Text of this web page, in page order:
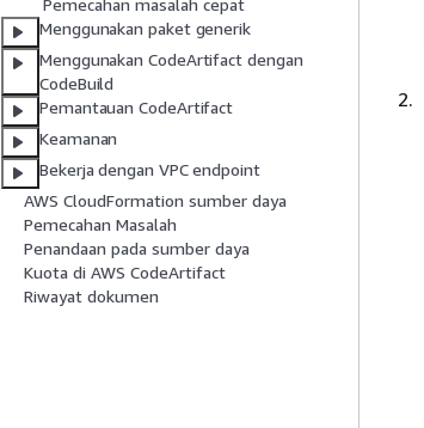
Pemecahan masalah cepat
Menggunakan paket generik
Menggunakan CodeArtifact dengan
CodeBuild
Pemantauan CodeArtifact
Keamanan
Bekerja dengan VPC endpoint
AWS CloudFormation sumber daya
Pemecahan Masalah
Penandaan pada sumber daya
Kuota di AWS CodeArtifact
Riwayat dokumen